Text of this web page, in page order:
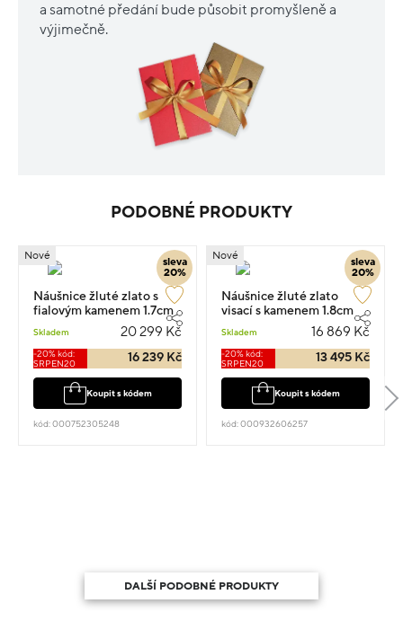
a samotné předání bude působit promyšleně a
výjimečně.
PODOBNÉ PRODUKTY
sleva
20%
Nové
Náušnice žluté zlato s
fialovým kamenem 1.7cm
Skladem 20 299 Kč
-20% kód:
SRPEN20
16 239 Kč
Koupit s kódem
kód: 000752305248
sleva
20%
Nové
Náušnice žluté zlato
visací s kamenem 1.8cm
Skladem 16 869 Kč
-20% kód:
SRPEN20
13 495 Kč
Koupit s kódem
kód: 000932606257
DALŠÍ PODOBNÉ PRODUKTY